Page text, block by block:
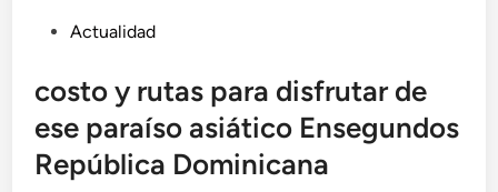
Publicado
Actualidad
costo y rutas para disfrutar de
ese paraíso asiático Ensegundos
República Dominicana